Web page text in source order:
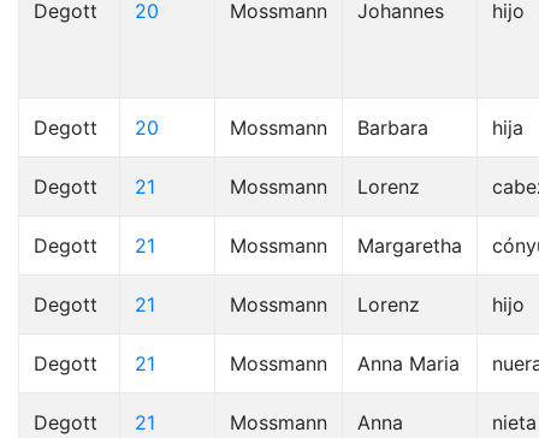
Degott 20 Mossmann Johannes hijo
Degott 20 Mossmann Barbara hija
Degott 21 Mossmann Lorenz
Degott 21 Mossmann Margaretha
Degott 21 Mossmann Lorenz hijo
Degott 21 Mossmann Anna Maria
Degott 21 Mossmann
Anna
nieta